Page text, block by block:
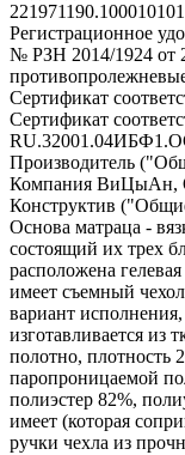
221971190.100010101
Регистрационное
№ РЗН 2014/1924 от
Сертификат
Сертификат
Производитель
Компания ВиЦыАн,
Конструктив
Основа матраца -
состоящий их трех
расположена
имеет съемный
вариант
изготавливается из
полотно, плотность
паропроницаемой
полиэстер 82%,
имеет (которая
ручки чехла из